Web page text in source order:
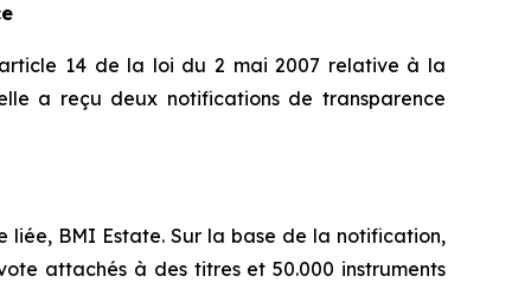
14 de la loi du 2 mai 2007 relative à la
a reçu deux notifications de transparence
liée, BMI Estate. Sur la base de la notification,
attachés à des titres et 50.000 instruments